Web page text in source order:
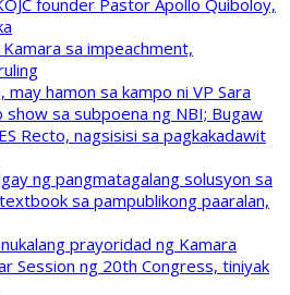
founder Pastor Apollo Quiboloy,
sa impeachment,
hamon sa kampo ni VP Sara
sa subpoena ng NBI; Bugaw
Recto, nagsisisi sa pagkakadawit
ng pangmatagalang solusyon sa
sa pampublikong paaralan,
prayoridad ng Kamara
Session ng 20th Congress, tiniyak